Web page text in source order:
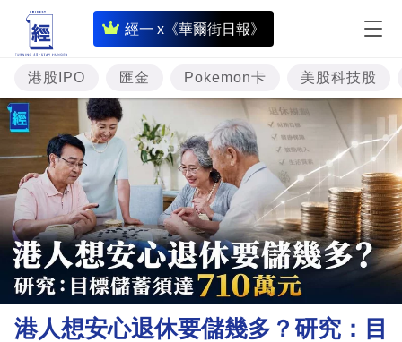
經一 x《華爾街日報》
即
時
財
經
專
題
投
資
樓
市
理
財
港股IPO 匯金 Pokemon卡 美股科技股
港人想安心退休要儲幾多？研究：目